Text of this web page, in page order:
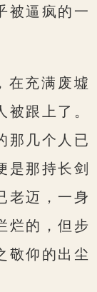
被逼疯的一
在充满废墟
跟上了。
那几个人已
是那持长剑
老迈，一身
烂的，但步
敬仰的出尘